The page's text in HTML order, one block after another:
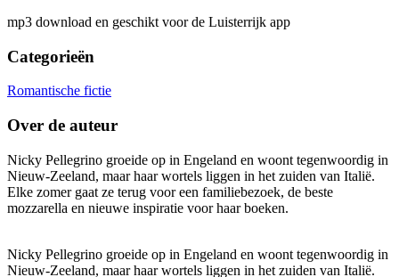
mp3 download en geschikt voor de Luisterrijk app
Categorieën
Romantische fictie
Over de auteur
Nicky Pellegrino groeide op in Engeland en woont tegenwoordig in
Nieuw-Zeeland, maar haar wortels liggen in het zuiden van Italië.
Elke zomer gaat ze terug voor een familiebezoek, de beste
mozzarella en nieuwe inspiratie voor haar boeken.
Nicky Pellegrino groeide op in Engeland en woont tegenwoordig in
Nieuw-Zeeland, maar haar wortels liggen in het zuiden van Italië.